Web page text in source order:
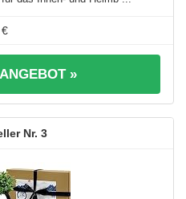
»
3